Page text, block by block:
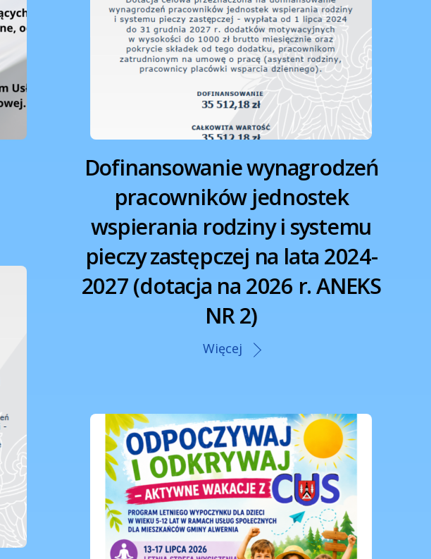
Dofinansowanie wynagrodzeń
pracowników jednostek
wspierania rodziny i systemu
pieczy zastępczej na lata 2024-
2027 (dotacja na 2026 r. ANEKS
NR 2)
Więcej